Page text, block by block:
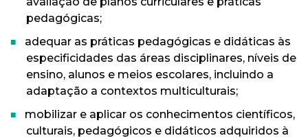
pedagógicas;
adequar as práticas pedagógicas e didáticas às
especificidades das áreas disciplinares, níveis de
ensino, alunos e meios escolares, incluindo a
adaptação a contextos multiculturais;
mobilizar e aplicar os conhecimentos científicos,
culturais, pedagógicos e didáticos adquiridos à